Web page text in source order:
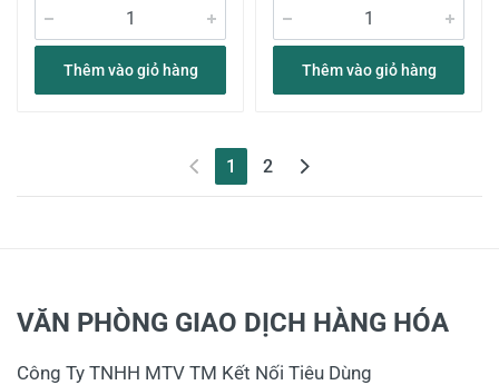
Thêm vào giỏ hàng Thêm vào giỏ hàng
1 (current)
2
VĂN PHÒNG GIAO DỊCH HÀNG HÓA
Công Ty TNHH MTV TM Kết Nối Tiêu Dùng